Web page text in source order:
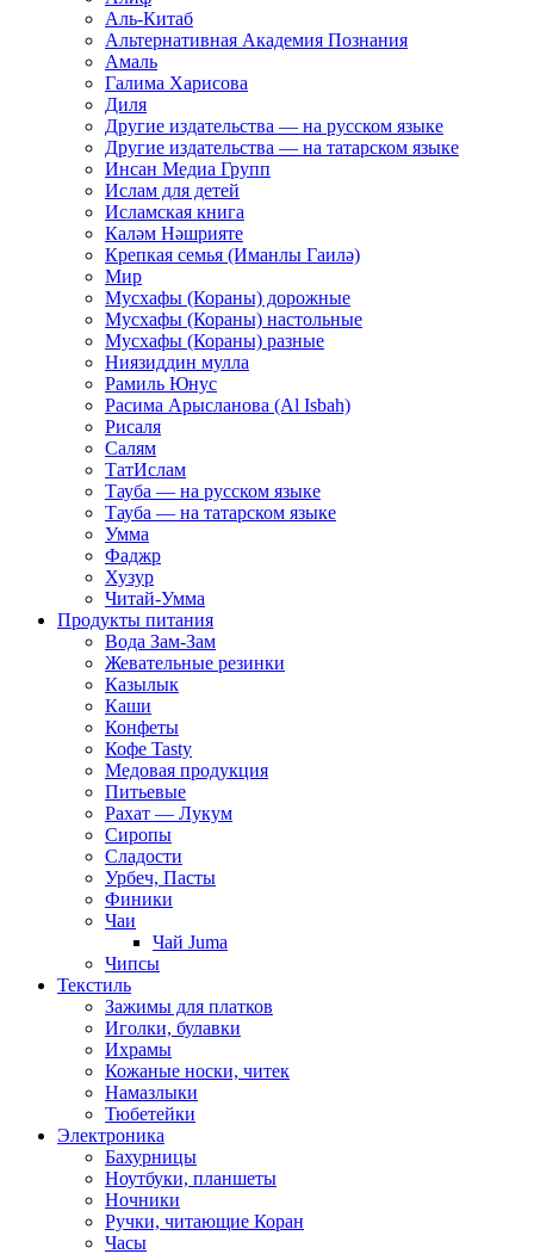
Аль-Китаб
Альтернативная Академия Познания
Амаль
Галима Харисова
Диля
Другие издательства — на русском языке
Другие издательства — на татарском языке
Инсан Медиа Групп
Ислам для детей
Исламская книга
Каләм Нәшрияте
Крепкая семья (Иманлы Гаилә)
Мир
Мусхафы (Кораны) дорожные
Мусхафы (Кораны) настольные
Мусхафы (Кораны) разные
Ниязиддин мулла
Рамиль Юнус
Расима Арысланова (Al Isbah)
Рисаля
Салям
ТатИслам
Тауба — на русском языке
Тауба — на татарском языке
Умма
Фаджр
Хузур
Читай-Умма
Продукты питания
Вода Зам-Зам
Жевательные резинки
Казылык
Каши
Конфеты
Кофе Tasty
Медовая продукция
Питьевые
Рахат — Лукум
Сиропы
Сладости
Урбеч, Пасты
Финики
Чаи
Чай Juma
Чипсы
Текстиль
Зажимы для платков
Иголки, булавки
Ихрамы
Кожаные носки, читек
Намазлыки
Тюбетейки
Электроника
Бахурницы
Ноутбуки, планшеты
Ночники
Ручки, читающие Коран
Часы